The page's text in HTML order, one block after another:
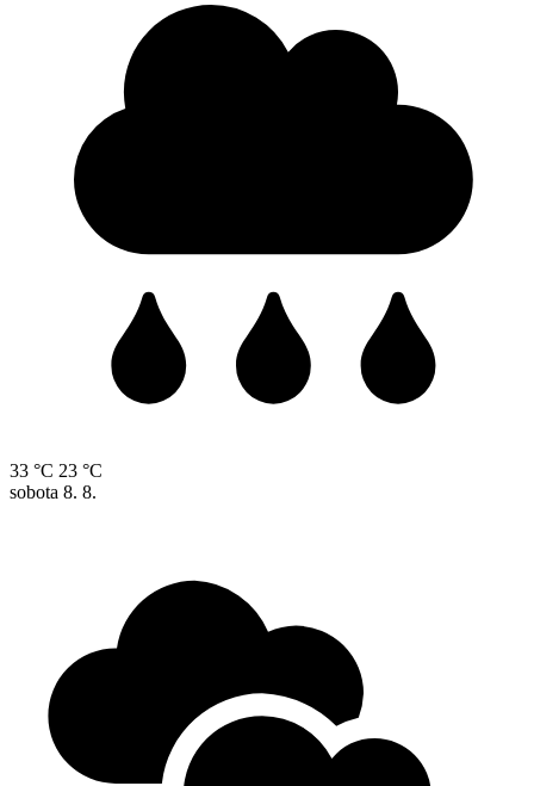
33 °C 23 °C
sobota 8. 8.